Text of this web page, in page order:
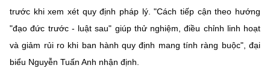
trước khi xem xét quy định pháp lý. "Cách tiếp cận theo hướng
"đạo đức trước - luật sau" giúp thử nghiệm, điều chỉnh linh hoạt
và giảm rủi ro khi ban hành quy định mang tính ràng buộc", đại
biểu Nguyễn Tuấn Anh nhận định.